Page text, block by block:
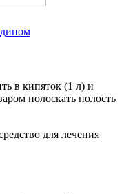
в кипяток (1 л) и
полоскать полость
для лечения